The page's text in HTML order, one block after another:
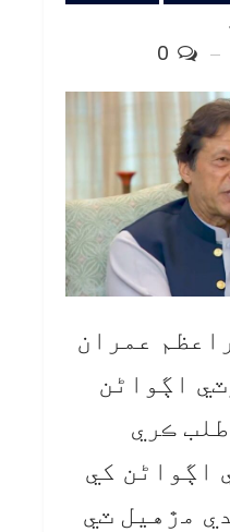
عمران
اڳواڻن
ڪري
اڳواڻن کي
مڙهيل ٽي